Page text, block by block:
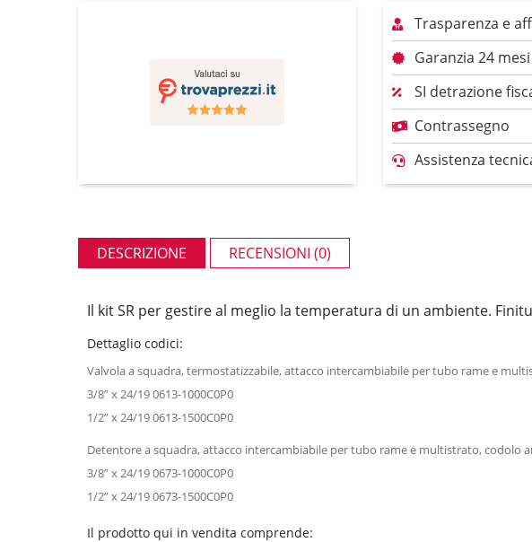
Trasparenza e
Garanzia 24
SI detrazione
Contrassegno
Assistenza
DESCRIZIONE RECENSIONI (0)
Il kit SR per gestire al meglio la temperatura di un ambiente.
Dettaglio codici:
Valvola a squadra, termostatizzabile, attacco intercambiabile per tubo rame e
3/8” x 24/19 0613-1000C0P0
1/2” x 24/19 0613-1500C0P0
Detentore a squadra, attacco intercambiabile per tubo rame e multistrato, codolo
3/8” x 24/19 0673-1000C0P0
1/2” x 24/19 0673-1500C0P0
Il prodotto qui in vendita comprende: